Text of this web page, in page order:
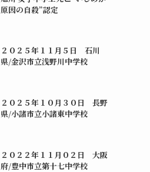
原因の自殺”認定
２０２５年１１月５日 石川
県/金沢市立浅野川中学校
２０２５年１０月３０日 長野
県/小諸市立小諸東中学校
２０２２年１１月０２日 大阪
府/豊中市立第十七中学校